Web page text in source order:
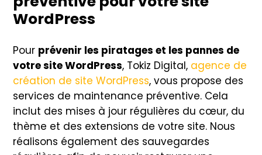
WordPress
Pour prévenir les piratages et les pannes de
votre site WordPress, Tokiz Digital, agence de
création de site WordPress, vous propose des
services de maintenance préventive. Cela
inclut des mises à jour régulières du cœur, du
thème et des extensions de votre site. Nous
réalisons également des sauvegardes